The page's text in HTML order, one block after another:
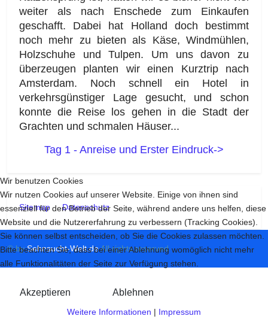
weiter als nach Enschede zum Einkaufen
geschafft. Dabei hat Holland doch bestimmt
noch mehr zu bieten als Käse, Windmühlen,
Holzschuhe und Tulpen. Um uns davon zu
überzeugen planten wir einen Kurztrip nach
Amsterdam. Noch schnell ein Hotel in
verkehrsgünstiger Lage gesucht, und schon
konnte die Reise los gehen in die Stadt der
Grachten und schmalen Häuser...
Tag 1 - Anreise und Erster Eindruck->
Sitemap Datenschutz
© bySehnsucht-Welt.deAll rights reserved
Wir benutzen Cookies
Wir nutzen Cookies auf unserer Website. Einige von ihnen sind
essenziell für den Betrieb der Seite, während andere uns helfen, diese
Website und die Nutzererfahrung zu verbessern (Tracking Cookies).
Sie können selbst entscheiden, ob Sie die Cookies zulassen möchten.
Bitte beachten Sie, dass bei einer Ablehnung womöglich nicht mehr
alle Funktionalitäten der Seite zur Verfügung stehen.
Akzeptieren Ablehnen
Weitere Informationen | Impressum